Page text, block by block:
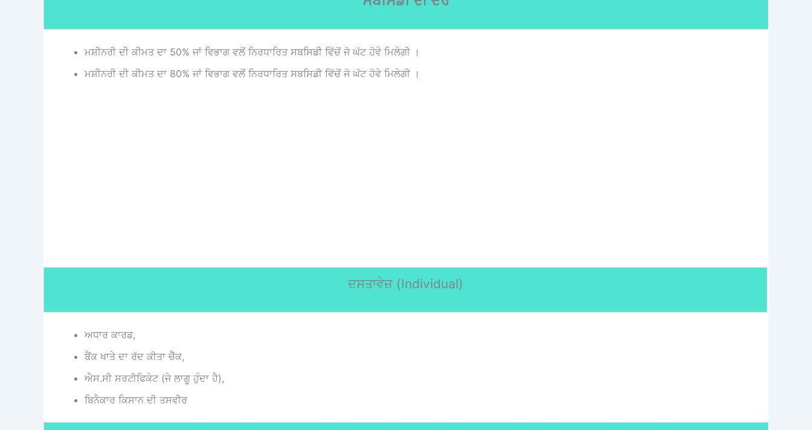
ਮਸ਼ੀਨਰੀ ਦੀ ਕੀਮਤ ਦਾ 50% ਜਾਂ ਵਿਭਾਗ ਵਲੋਂ ਨਿਰਧਾਰਿਤ ਸਬਸਿਡੀ ਵਿੱਚੋਂ ਜੋ ਘੱਟ ਹੋਵੇ ਮਿਲੇਗੀ ।
ਮਸ਼ੀਨਰੀ ਦੀ ਕੀਮਤ ਦਾ 80% ਜਾਂ ਵਿਭਾਗ ਵਲੋਂ ਨਿਰਧਾਰਿਤ ਸਬਸਿਡੀ ਵਿੱਚੋਂ ਜੋ ਘੱਟ ਹੋਵੇ ਮਿਲੇਗੀ ।
ਦਸਤਾਵੇਜ਼ (Individual)
ਅਧਾਰ ਕਾਰਡ,
ਬੈਂਕ ਖਾਤੇ ਦਾ ਰੱਦ ਕੀਤਾ ਚੈੱਕ,
ਐਸ.ਸੀ ਸਰਟੀਫਿਕੇਟ (ਜੇ ਲਾਗੂ ਹੁੰਦਾ ਹੈ),
ਬਿਨੈਕਾਰ ਕਿਸਾਨ ਦੀ ਤਸਵੀਰ